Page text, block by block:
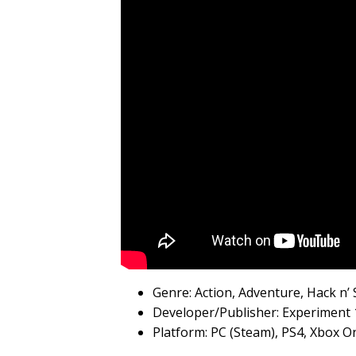
Genre: Action, Adventure, Hack n’
Developer/Publisher: Experiment
Platform: PC (Steam), PS4, Xbox